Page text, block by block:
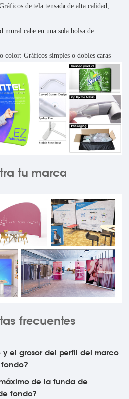
de tela tensada de alta calidad,
mural cabe en una sola bolsa de
color: Gráficos simples o dobles caras
tu marca
frecuentes
y el grosor del perfil del marco
de la funda de
fondo?